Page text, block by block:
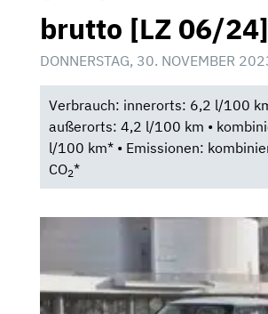
brutto [LZ 06/24]
DONNERSTAG, 30. NOVEMBER
Verbrauch: innerorts: 6,2 l/100
außerorts: 4,2 l/100 km •
l/100 km* • Emissionen:
CO2*